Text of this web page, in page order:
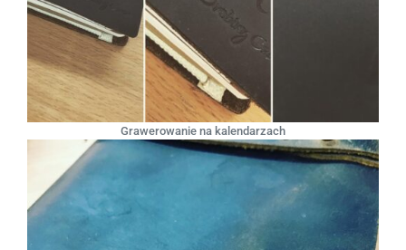
Grawerowanie na kalendarzach